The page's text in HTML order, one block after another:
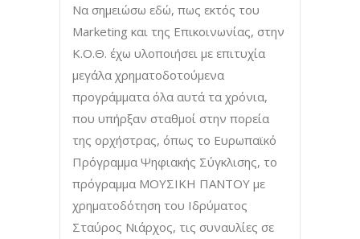
Να σημειώσω εδώ, πως εκτός του
Marketing και της Επικοινωνίας, στην
Κ.Ο.Θ. έχω υλοποιήσει με επιτυχία
μεγάλα χρηματοδοτούμενα
προγράμματα όλα αυτά τα χρόνια,
που υπήρξαν σταθμοί στην πορεία
της ορχήστρας, όπως το Ευρωπαϊκό
Πρόγραμμα Ψηφιακής Σύγκλισης, το
πρόγραμμα ΜΟΥΣΙΚΗ ΠΑΝΤΟΥ με
χρηματοδότηση του Ιδρύματος
Σταύρος Νιάρχος, τις συναυλίες σε